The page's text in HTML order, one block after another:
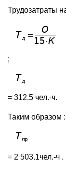
Трудозатраты
;
= 312.5 чел.-ч.
Таким образом :
= 2 503.1чел.-ч .